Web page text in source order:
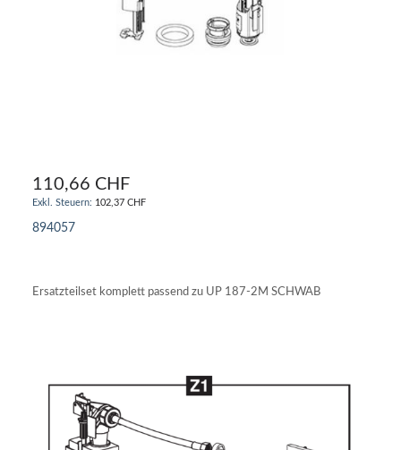
110,66 CHF
102,37 CHF
894057
Ersatzteilset komplett passend zu UP 187-2M SCHWAB